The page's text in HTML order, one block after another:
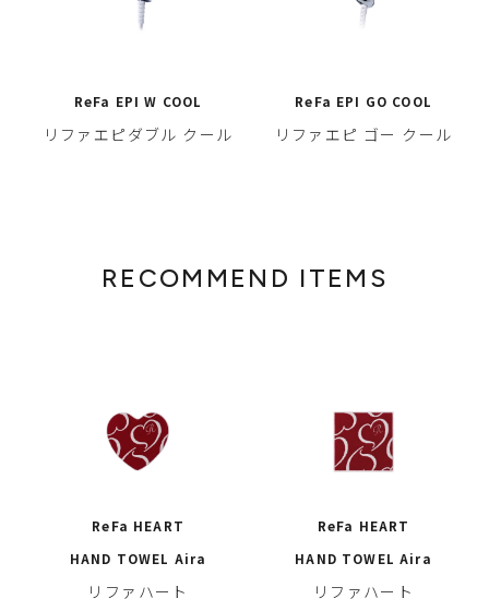
ReFa EPI W COOL
リファエピダブル クール
ReFa EPI GO COOL
リファエピ ゴー クール
RECOMMEND ITEMS
ReFa HEART
HAND TOWEL Aira
リファハート
ReFa HEART
HAND TOWEL Aira
リファハート